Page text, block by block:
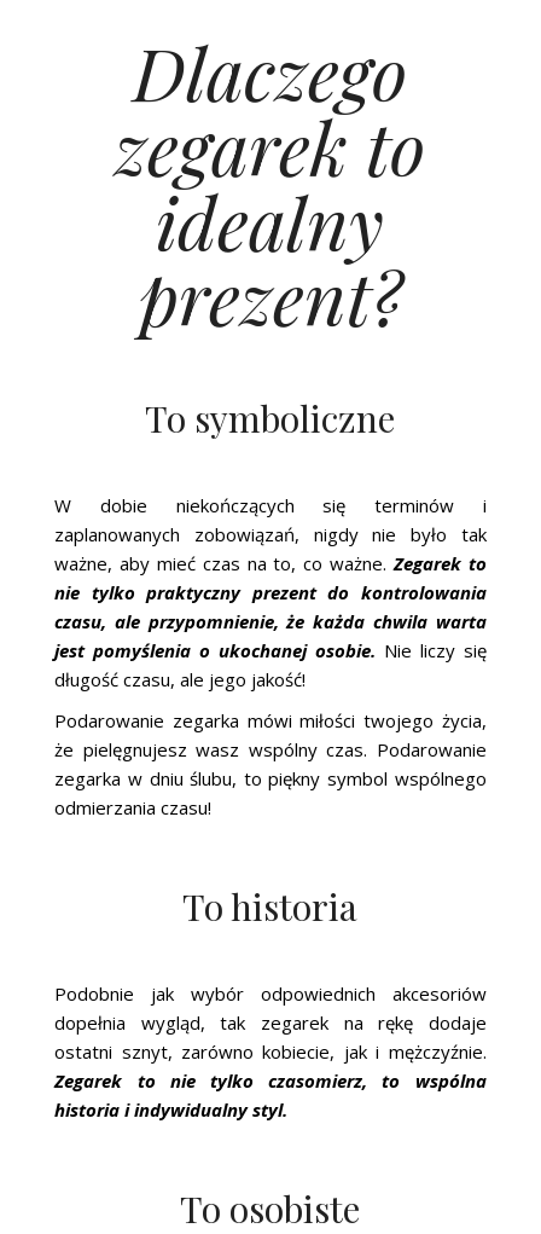
Dlaczego
zegarek to
idealny
prezent?
To symboliczne
W dobie niekończących się terminów i
zaplanowanych zobowiązań, nigdy nie było tak
ważne, aby mieć czas na to, co ważne.Zegarek to
nie tylko praktyczny prezent do kontrolowania
czasu, ale przypomnienie, że każda chwila warta
jest pomyślenia o ukochanej osobie. Nie liczy się
długość czasu, ale jego jakość!
Podarowanie zegarka mówi miłości twojego życia,
że ​​pielęgnujesz wasz wspólny czas. Podarowanie
zegarka w dniu ślubu, to piękny symbol wspólnego
odmierzania czasu!
To historia
Podobnie jak wybór odpowiednich akcesoriów
dopełnia wygląd, tak zegarek na rękę dodaje
ostatni sznyt, zarówno kobiecie, jak i mężczyźnie.
Zegarek to nie tylko czasomierz, to wspólna
historia i indywidualny styl.
To osobiste